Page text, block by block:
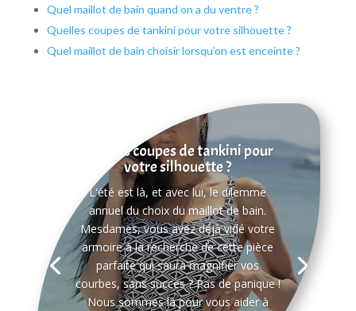
Quel maillot de bain quand on a du ventre ?
Quelles coupes de tankini pour votre silhouette ?
Quel maillot de bain choisir lorsqu’on est enceinte ?
Quelles coupes de tankini pour
votre silhouette ?
L'été est là, et avec lui, le dilemme
annuel du choix du maillot de bain.
Mesdames, vous avez déjà vidé votre
armoire à la recherche de cette pièce
parfaite qui saura magnifier vos
courbes, sans succès ? Pas de panique !
Nous sommes là pour vous aider à